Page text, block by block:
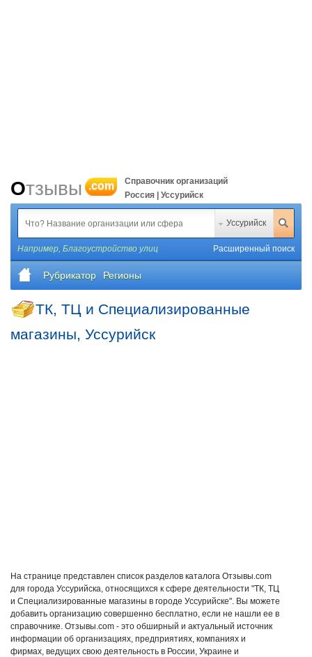
Отзывы .com
Справочник организаций
Россия | Уссурийск
Уссурийск
Например, Благоустройство улиц Расширенный поиск
Рубрикатор Регионы
ТК, ТЦ и Специализированные
магазины, Уссурийск
На странице представлен список разделов каталога Отзывы.com
для города Уссурийска, относящихся к сфере деятельности "ТК, ТЦ
и Специализированные магазины в городе Уссурийске". Вы можете
добавить организацию совершенно бесплатно, если не нашли ее в
справочнике. Отзывы.com - это обширный и актуальный источник
информации об организациях, предприятиях, компаниях и
фирмах, ведущих свою деятельность в России, Украине и